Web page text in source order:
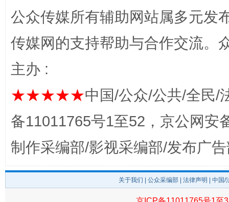
东山县通报“牛蛙产品抗生素超标问题” 法
公众传媒所有辅助网站属多元发
传媒网的支持帮助与合作交流。
主办 :
★★★★★中国/公众/公共/全民/
备11011765号1至52，京公网安
制作采编部/影视采编部/发布广
关于我们 公众采编部 法律声明 | 中国